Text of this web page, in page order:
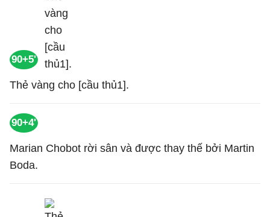
90+5'
Thẻ vàng cho [cầu thủ1].
90+4'
Marian Chobot rời sân và được thay thế bởi Martin
Boda.